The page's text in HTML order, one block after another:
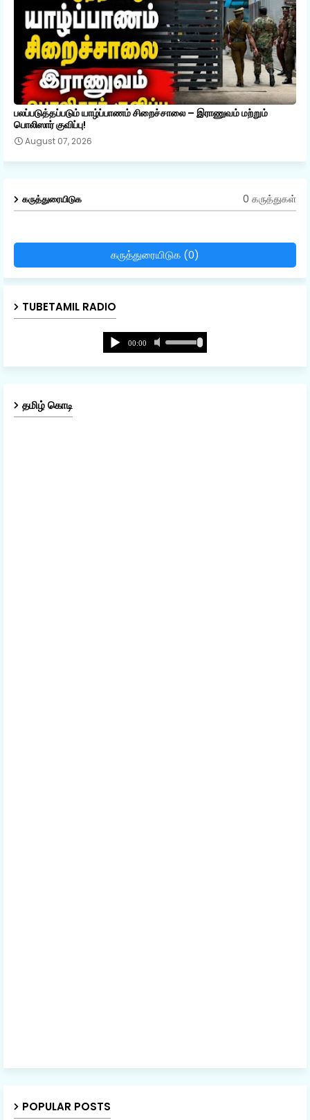
பலப்படுத்தப்படும் யாழ்ப்பாணம் சிறைச்சாலை – இராணுவம் மற்றும்
பொலிஸார் குவிப்பு!
August 07, 2026
கருத்துரையிடுக 0 கருத்துகள்
கருத்துரையிடுக (0)
TUBETAMIL RADIO
தமிழ் கொடி
POPULAR POSTS